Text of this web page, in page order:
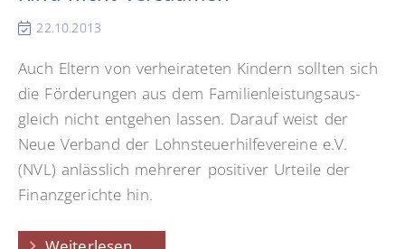
22.10.2013
Auch Eltern von ver­heira­teten Kin­dern soll­ten sich
die Förde­rungen aus dem Fa­milien­leistungs­aus­
gleich nicht ent­gehen las­sen. Da­rauf weist der
Neue Ver­band der Lohn­steuer­hilfe­vereine e.V.
(NVL) an­läss­lich mehrerer po­si­tiver Urteile der
Finanz­ge­richte hin.